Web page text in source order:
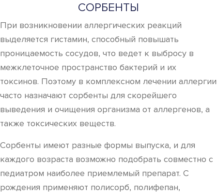
СОРБЕНТЫ
При возникновении аллергических реакций
выделяется гистамин, способный повышать
проницаемость сосудов, что ведет к выбросу в
межклеточное пространство бактерий и их
токсинов. Поэтому в комплексном лечении аллергии
часто назначают сорбенты для скорейшего
выведения и очищения организма от аллергенов, а
также токсических веществ.
Сорбенты имеют разные формы выпуска, и для
каждого возраста возможно подобрать совместно с
педиатром наиболее приемлемый препарат. С
рождения применяют полисорб, полифепан,